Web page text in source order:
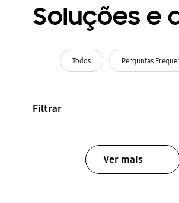
Soluções e
Todos Perguntas
Filtrar
Ver mais